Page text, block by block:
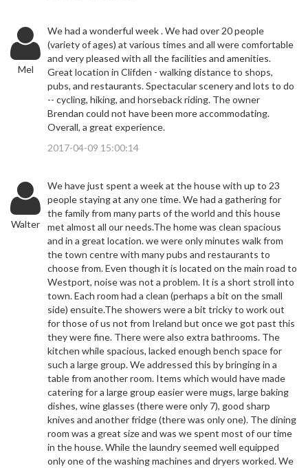
Mel
We had a wonderful week . We had over 20 people
(variety of ages) at various times and all were comfortable
and very pleased with all the facilities and amenities.
Great location in Clifden - walking distance to shops,
pubs, and restaurants. Spectacular scenery and lots to do
-- cycling, hiking, and horseback riding. The owner
Brendan could not have been more accommodating.
Overall, a great experience.
2017-04-09 15:00:14
Walter
We have just spent a week at the house with up to 23
people staying at any one time. We had a gathering for
the family from many parts of the world and this house
met almost all our needs.The home was clean spacious
and in a great location. we were only minutes walk from
the town centre with many pubs and restaurants to
choose from. Even though it is located on the main road to
Westport, noise was not a problem. It is a short stroll into
town. Each room had a clean (perhaps a bit on the small
side) ensuite.The showers were a bit tricky to work out
for those of us not from Ireland but once we got past this
they were fine. There were also extra bathrooms. The
kitchen while spacious, lacked enough bench space for
such a large group. We addressed this by bringing in a
table from another room. Items which would have made
catering for a large group easier were mugs, large baking
dishes, wine glasses (there were only 7), good sharp
knives and another fridge (there was only one). The dining
room was a great size and was we spent most of our time
in the house. While the laundry seemed well equipped
only one of the washing machines and dryers worked. We